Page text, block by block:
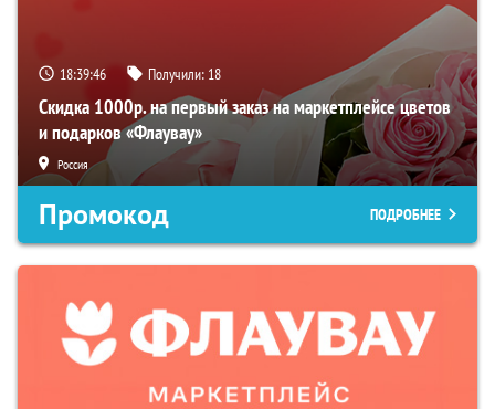
18:39:45 Получили: 18
Скидка 1000р. на первый заказ на маркетплейсе цветов
и подарков «Флаувау»
Россия
Промокод ПОДРОБНЕЕ